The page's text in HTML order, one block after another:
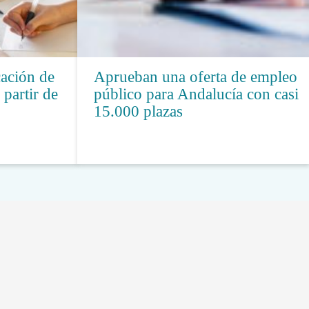
de
partir de
Aprueban una oferta de empleo
público para Andalucía con casi
15.000 plazas